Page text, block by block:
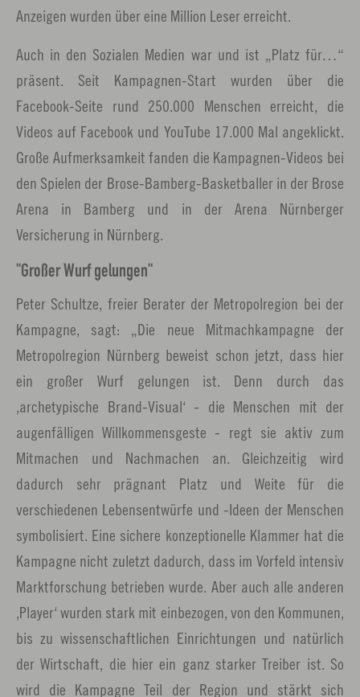
Anzeigen wurden über eine Million Leser erreicht.
Auch in den Sozialen Medien war und ist „Platz für…“
präsent. Seit Kampagnen-Start wurden über die
Facebook-Seite rund 250.000 Menschen erreicht, die
Videos auf Facebook und YouTube 17.000 Mal angeklickt.
Große Aufmerksamkeit fanden die Kampagnen-Videos bei
den Spielen der Brose-Bamberg-Basketballer in der Brose
Arena in Bamberg und in der Arena Nürnberger
Versicherung in Nürnberg.
"Großer Wurf gelungen"
Peter Schultze, freier Berater der Metropolregion bei der
Kampagne, sagt: „Die neue Mitmachkampagne der
Metropolregion Nürnberg beweist schon jetzt, dass hier
ein großer Wurf gelungen ist. Denn durch das
,archetypische Brand-Visual‘ - die Menschen mit der
augenfälligen Willkommensgeste - regt sie aktiv zum
Mitmachen und Nachmachen an. Gleichzeitig wird
dadurch sehr prägnant Platz und Weite für die
verschiedenen Lebensentwürfe und -Ideen der Menschen
symbolisiert. Eine sichere konzeptionelle Klammer hat die
Kampagne nicht zuletzt dadurch, dass im Vorfeld intensiv
Marktforschung betrieben wurde. Aber auch alle anderen
,Player‘ wurden stark mit einbezogen, von den Kommunen,
bis zu wissenschaftlichen Einrichtungen und natürlich
der Wirtschaft, die hier ein ganz starker Treiber ist. So
wird die Kampagne Teil der Region und stärkt sich